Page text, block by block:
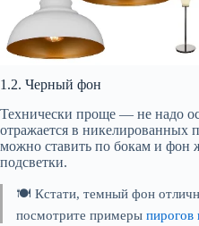
1.2. Черный фон
Технически проще — не надо
отражается в никелированных
можно ставить по бокам и фон
подсветки.
🍽️ Кстати, темный фон
посмотрите примеры пирогов